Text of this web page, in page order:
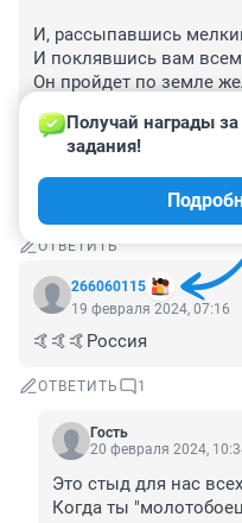
И, рассыпавшись
И поклявшись вам
Он пройдет по земле
И наврет он такие
И такой наплетет
Что не раз тот рассказ
Вы помянете в горький
ОТВЕТИТЬ
266060115
Получай награды
задания!
19 февраля 2024, 07:16
🤙🤙🤙Россия
ОТВЕТИТЬ 1
Гость
20 февраля 2024,
Это стыд для нас всех
Когда ты